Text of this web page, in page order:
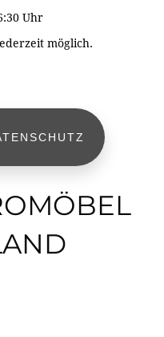
Uhr
möglich.